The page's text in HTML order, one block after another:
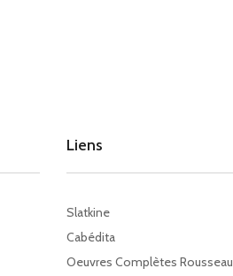
Liens
Slatkine
Cabédita
Oeuvres Complètes Rousseau